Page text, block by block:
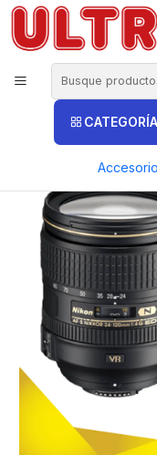
Inicio Fotografía y Video
Nikon FX D750 24-
Estuche